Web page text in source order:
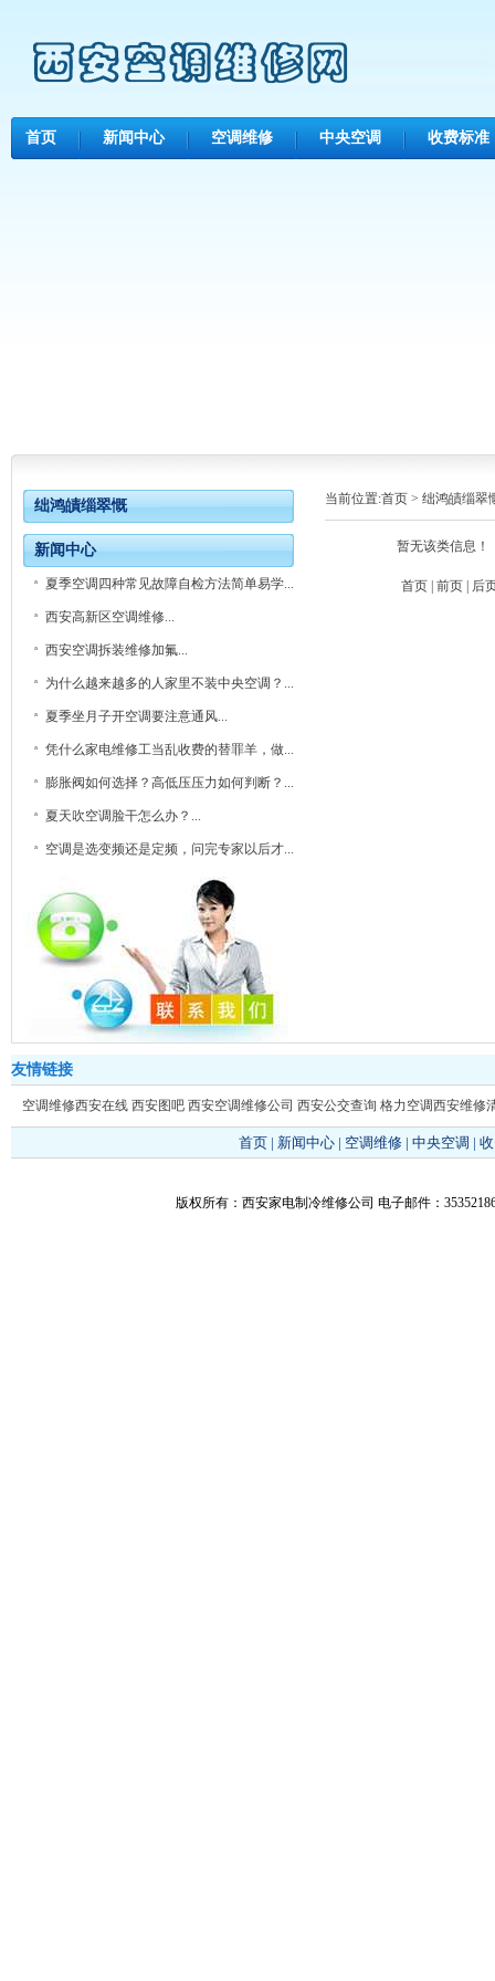
首页 新闻中心 空调维修 中央空调 收费标准
绌鸿皟缁翠慨
新闻中心
夏季空调四种常见故障自检方法简单易学...
西安高新区空调维修...
西安空调拆装维修加氟...
为什么越来越多的人家里不装中央空调？...
夏季坐月子开空调要注意通风...
凭什么家电维修工当乱收费的替罪羊，做...
膨胀阀如何选择？高低压压力如何判断？...
夏天吹空调脸干怎么办？...
空调是选变频还是定频，问完专家以后才...
当前位置:首页 > 绌鸿皟缁翠
暂无该类信息！
首页 | 前页 | 后
友情链接
空调维修西安在线 西安图吧 西安空调维修公司 西安公交查询 格力空调西安维修
首页| 新闻中心| 空调维修| 中央空调 |
版权所有：西安家电制冷维修公司 电子邮件：